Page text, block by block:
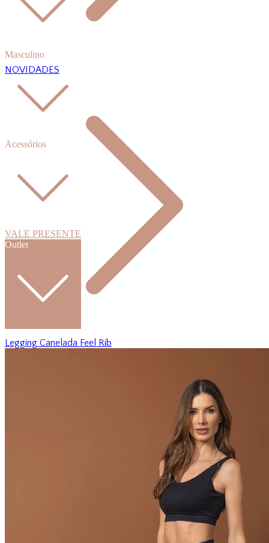
Masculino
Acessórios
VALE PRESENTE
Outlet
NOVIDADES
Legging Canelada Feel Rib